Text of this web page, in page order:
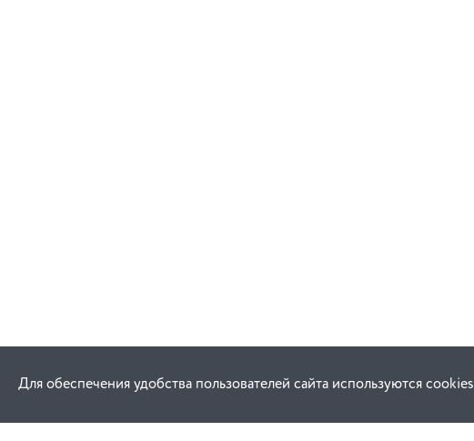
Для обеспечения удобства пользователей сайта используются cookies